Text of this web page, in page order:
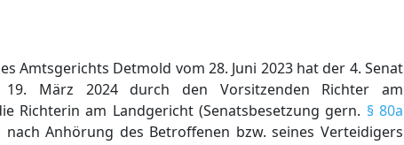
Amtsgerichts Detmold vom 28. Juni 2023 hat der 4. Senat
März 2024 durch den Vorsitzenden Richter am
Richterin am Landgericht (Senatsbesetzung gern. § 80a
Anhörung des Betroffenen bzw. seines Verteidigers